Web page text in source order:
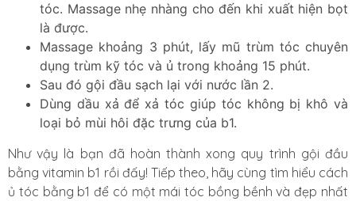
tóc. Massage nhẹ nhàng cho đến khi xuất hiện bọt
là được.
Massage khoảng 3 phút, lấy mũ trùm tóc chuyên
dụng trùm kỹ tóc và ủ trong khoảng 15 phút.
Sau đó gội đầu sạch lại với nước lần 2.
Dùng dầu xả để xả tóc giúp tóc không bị khô và
loại bỏ mùi hôi đặc trưng của b1.
Như vậy là bạn đã hoàn thành xong quy trình gội đầu
bằng vitamin b1 rồi đấy! Tiếp theo, hãy cùng tìm hiểu cách
ủ tóc bằng b1 để có một mái tóc bồng bềnh và đẹp nhất